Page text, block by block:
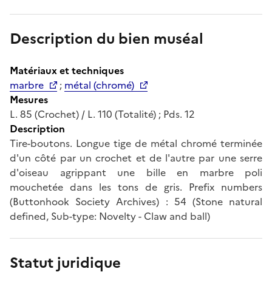
Description du bien muséal
Matériaux et techniques
marbre
; métal (chromé)
Mesures
L. 85 (Crochet) / L. 110 (Totalité) ; Pds. 12
Description
Tire-boutons. Longue tige de métal chromé terminée
d'un côté par un crochet et de l'autre par une serre
d'oiseau agrippant une bille en marbre poli
mouchetée dans les tons de gris. Prefix numbers
(Buttonhook Society Archives) : 54 (Stone natural
defined, Sub-type: Novelty - Claw and ball)
Statut juridique